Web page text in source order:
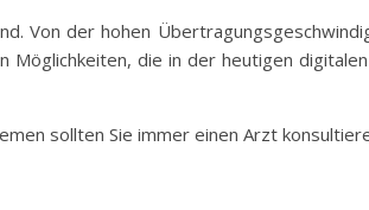
Von der hohen
Möglichkeiten, die in der heutigen
sollten Sie immer einen Arzt